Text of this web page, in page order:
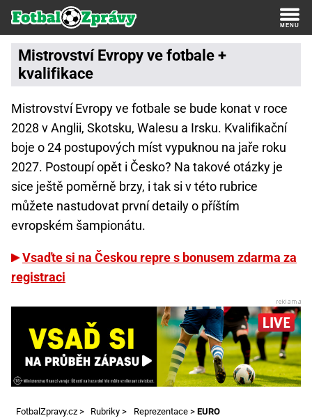
Mistrovství Evropy ve fotbale +
kvalifikace
Mistrovství Evropy ve fotbale se bude konat v roce
2028 v Anglii, Skotsku, Walesu a Irsku. Kvalifikační
boje o 24 postupových míst vypuknou na jaře roku
2027. Postoupí opět i Česko? Na takové otázky je
sice ještě poměrně brzy, i tak si v této rubrice
můžete nastudovat první detaily o příštím
evropském šampionátu.
Vsaďte si na Českou repre s bonusem zdarma za
registraci
FotbalZpravy.cz > Rubriky > Reprezentace > EURO